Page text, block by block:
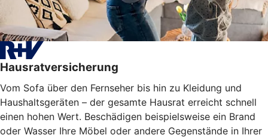
Hausratversicherung
Vom Sofa über den Fernseher bis hin zu Kleidung und
Haushaltsgeräten – der gesamte Hausrat erreicht schnell
einen hohen Wert. Beschädigen beispielsweise ein Brand
oder Wasser Ihre Möbel oder andere Gegenstände in Ihrer